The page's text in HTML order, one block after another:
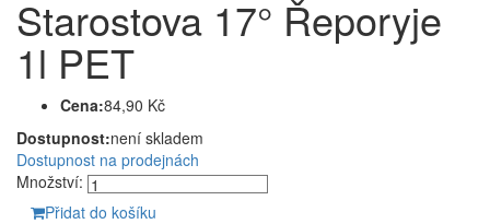
Starostova 17° Řeporyje
1l PET
Cena:84,90 Kč
Dostupnost:není skladem
Dostupnost na prodejnách
Množství:
Přidat do košíku